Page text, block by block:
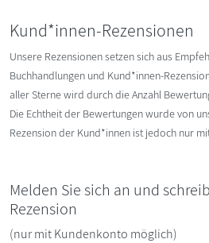
Kund*innen-Rezensionen
Unsere Rezensionen setzen sich aus
Buchhandlungen und Kund*innen-
aller Sterne wird durch die Anzahl
Die Echtheit der Bewertungen wurde von
Rezension der Kund*innen ist jedoch nur
Melden Sie sich an und
Rezension
(nur mit Kundenkonto möglich)